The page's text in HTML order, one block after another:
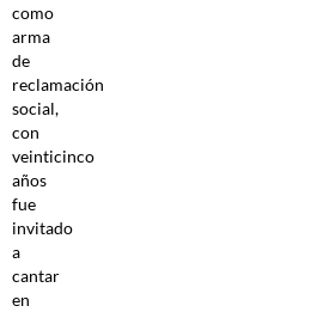
como
arma
de
reclamación
social,
con
veinticinco
años
fue
invitado
a
cantar
en